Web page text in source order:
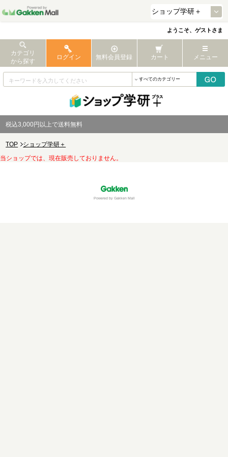
ようこそ、ゲストさま
カテゴリ
から探す
ログイン 無料会員登録 カート メニュー
税込3,000円以上で送料無料
TOP
ショップ学研＋
当ショップでは、現在販売しておりません。
Powered by Gakken Mall